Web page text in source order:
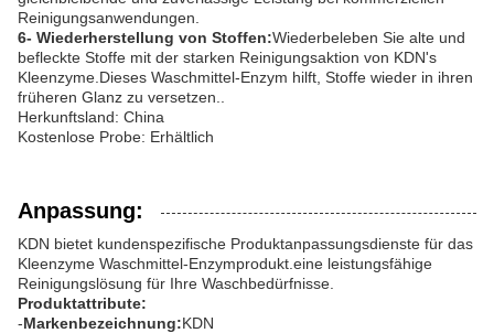
Reinigungsanwendungen.
6- Wiederherstellung von Stoffen:Wiederbeleben Sie alte und
befleckte Stoffe mit der starken Reinigungsaktion von KDN's
Kleenzyme.Dieses Waschmittel-Enzym hilft, Stoffe wieder in ihren
früheren Glanz zu versetzen..
Herkunftsland: China
Kostenlose Probe: Erhältlich
Anpassung:
KDN bietet kundenspezifische Produktanpassungsdienste für das
Kleenzyme Waschmittel-Enzymprodukt.eine leistungsfähige
Reinigungslösung für Ihre Waschbedürfnisse.
Produktattribute:
-Markenbezeichnung:KDN